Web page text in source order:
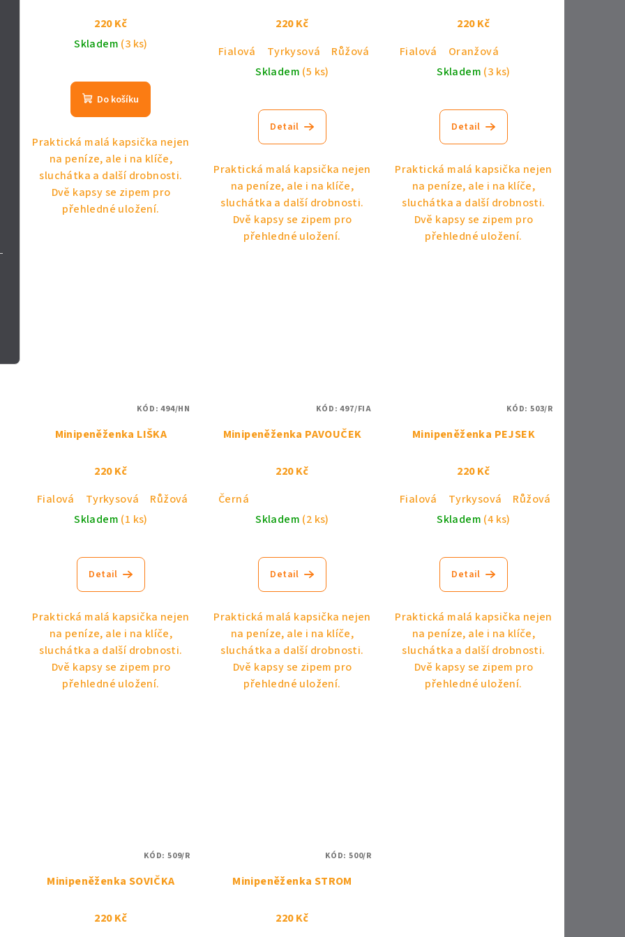
220 Kč
Skladem (3 ks)
Do košíku
Praktická malá kapsička nejen
na peníze, ale i na klíče,
sluchátka a další drobnosti.
Dvě kapsy se zipem pro
přehledné uložení.
220 Kč
Fialová
Tyrkysová Růžová
Oranžová
Skladem (5 ks)
Detail
Praktická malá kapsička nejen
na peníze, ale i na klíče,
sluchátka a další drobnosti.
Dvě kapsy se zipem pro
přehledné uložení.
220 Kč
Fialová
Oranžová
Skladem (3 ks)
Detail
Praktická malá kapsička nejen
na peníze, ale i na klíče,
sluchátka a další drobnosti.
Dvě kapsy se zipem pro
přehledné uložení.
Minipeněženka LIŠKA
220 Kč
Fialová
Tyrkysová
Růžová
Skladem (1 ks)
Detail
Praktická malá kapsička nejen
na peníze, ale i na klíče,
sluchátka a další drobnosti.
Dvě kapsy se zipem pro
přehledné uložení.
KÓD:494/HN
Minipeněženka PAVOUČEK
220 Kč
Černá
Skladem (2 ks)
Detail
Praktická malá kapsička nejen
na peníze, ale i na klíče,
sluchátka a další drobnosti.
Dvě kapsy se zipem pro
přehledné uložení.
KÓD:497/FIA
Minipeněženka PEJSEK
220 Kč
Fialová
Tyrkysová
Růžová
Skladem (4 ks)
Detail
Praktická malá kapsička nejen
na peníze, ale i na klíče,
sluchátka a další drobnosti.
Dvě kapsy se zipem pro
přehledné uložení.
KÓD: 503/R
Minipeněženka SOVIČKA
220 Kč
KÓD: 509/R
Minipeněženka STROM
220 Kč
KÓD: 500/R